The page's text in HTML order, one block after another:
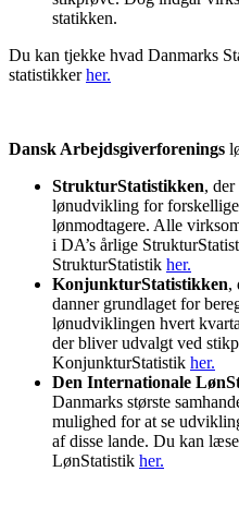
statikken.
Du kan tjekke hvad Danmarks
statistikkerher.
Dansk Arbejdsgiverforenings
StrukturStatistikken,
lønudvikling for
lønmodtagere. Alle
i DA’s årlige
StrukturStatistik her.
KonjunkturStatistikken,
danner grundlaget for
lønudviklingen hvert
der bliver udvalgt ved
KonjunkturStatistik her.
Den Internationale
Danmarks største
mulighed for at se
af disse lande. Du kan
LønStatistik her.